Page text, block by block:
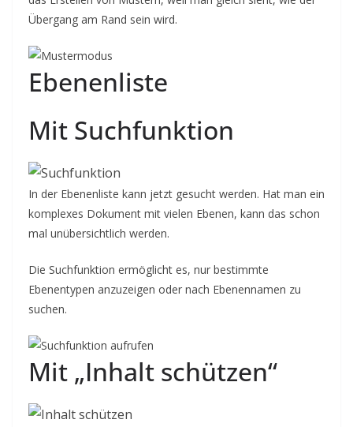
Übergang am Rand sein wird.
Ebenenliste
Mit Suchfunktion
In der Ebenenliste kann jetzt gesucht werden. Hat man ein
komplexes Dokument mit vielen Ebenen, kann das schon
mal unübersichtlich werden.
Die Suchfunktion ermöglicht es, nur bestimmte
Ebenentypen anzuzeigen oder nach Ebenennamen zu
suchen.
Mit „Inhalt schützen“